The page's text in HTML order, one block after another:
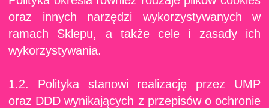
oraz innych narzędzi wykorzystywanych w
ramach Sklepu, a także cele i zasady ich
wykorzystywania.
1.2. Polityka stanowi realizację przez UMP
oraz DDD wynikających z przepisów o ochronie